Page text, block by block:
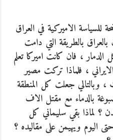
للسياسة الاميركية في العراق
بالطريقة التي دامت
، فان كانت اميركا تعلم
، فلماذا تركت مصير
وبالتالي جعلت كل المنطقة
بالدماء مع مقتل الاف
؟ لماذا بقي سليماني كل
اليوم ويهيمن على مقاليده ؟